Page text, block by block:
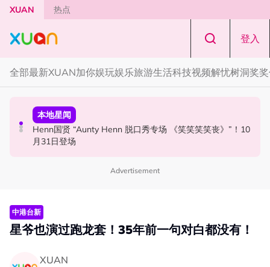
Skip to main content
XUAN 热点
登入
全部最新XUAN加你娱玩娱乐旅游生活科技视频解忧树洞奖
国际星闻
Tom Holland “Spiderman” 替身曝光！“替完蜘蛛人，马上
又去演忍者”
活动
Cadbury Dairy Milk x Lotus Biscoff 登陆大马！
本地星闻
Henn国贤 “Aunty Henn 脱口秀专场 《笑笑笑笑丧》”！10
月31日登场
Advertisement
中港台新
星爷也演过跑龙套！35年前一句对白都没有！
XUAN